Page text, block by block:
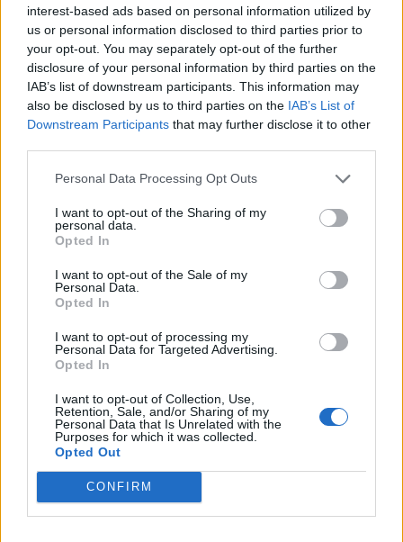
interest-based ads based on personal information utilized by
us or personal information disclosed to third parties prior to
your opt-out. You may separately opt-out of the further
disclosure of your personal information by third parties on the
IAB’s list of downstream participants. This information may
also be disclosed by us to third parties on the IAB’s List of
Downstream Participants that may further disclose it to other
Personal Data Processing Opt Outs
I want to opt-out of the Sharing of my
personal data.
Opted In
I want to opt-out of the Sale of my
Personal Data.
Opted In
I want to opt-out of processing my
Personal Data for Targeted Advertising.
Opted In
I want to opt-out of Collection, Use,
Retention, Sale, and/or Sharing of my
Personal Data that Is Unrelated with the
Purposes for which it was collected.
Opted Out
CONFIRM
VARANO BORGHI
Alfa ferma la perdita invisibile alla
Palude Brabbia a Varano Borghi: si
disperdevano 17 litri d’acqua al secondo